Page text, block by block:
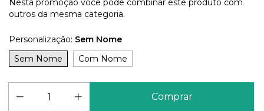
Nesta promoção você pode combinar este produto com
outros da mesma categoria.
Personalização: Sem Nome
Sem Nome
Com Nome